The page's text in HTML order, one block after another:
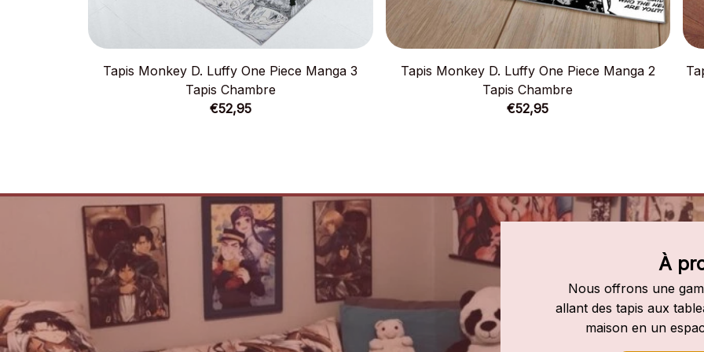
Tapis Monkey D. Luffy One Piece Manga 3
Tapis Chambre
€52,95
Tapis Monkey D. Luffy One Piece Manga 2
Tapis Chambre
€52,95
À
Nous offrons une
allant des tapis aux
maison en un